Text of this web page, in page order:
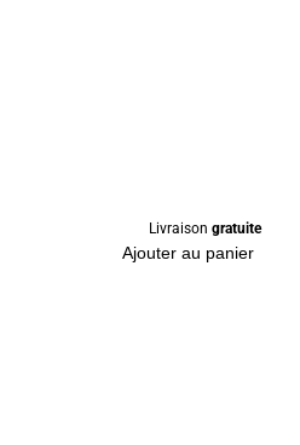
Livraison gratuite
Ajouter au panier